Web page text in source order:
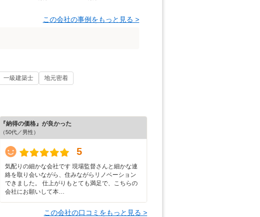
この会社の事例をもっと見る >
一級建築士 地元密着
『納得の価格』が良かった
（50代／男性）
5
気配りの細かな会社です 現場監督さんと細かな連
絡を取り会いながら、住みながらリノベーション
できました。 仕上がりもとても満足で、こちらの
会社にお願いして本…
この会社の口コミをもっと見る >